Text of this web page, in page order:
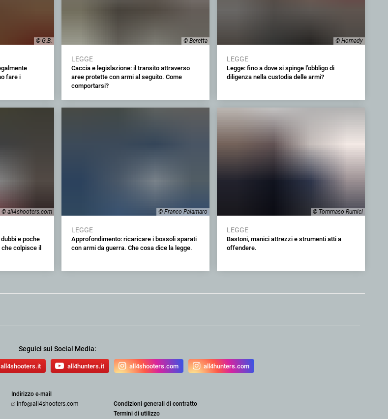
© G.B.
fare i
© Beretta
LEGGE
Caccia e legislazione: il transito attraverso
aree protette con armi al seguito. Come
comportarsi?
© Hornady
LEGGE
Legge: fino a dove si spinge l’obbligo di
diligenza nella custodia delle armi?
© all4shooters.com
e poche
colpisce il
© Franco Palamaro
LEGGE
Approfondimento: ricaricare i bossoli sparati
con armi da guerra. Che cosa dice la legge.
© Tommaso Rumici
LEGGE
Bastoni, manici attrezzi e strumenti atti a
offendere.
Seguici sui Social Media:
all4shooters.it all4hunters.it all4shooters.com all4hunters.com
Indirizzo e-mail
info@all4shooters.com
Condizioni generali di contratto
Termini di utilizzo